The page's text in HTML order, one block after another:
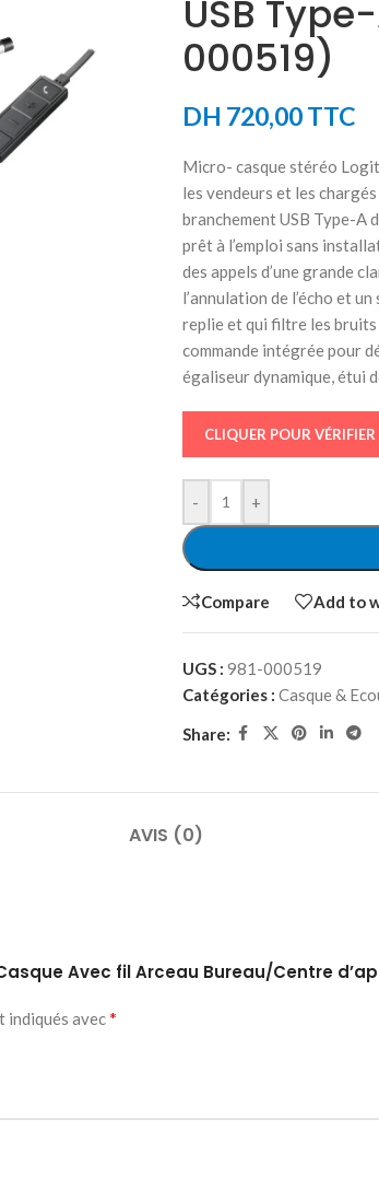
USB
000519)
DH 720,00TTC
Micro- casque stéréo
les vendeurs et les
branchement USB Type-A
prêt à l’emploi sans
des appels d’une grande
l’annulation de l’écho et
replie et qui filtre les bruits
commande intégrée pour
égaliseur dynamique, étui
CLIQUER POUR
- +
Compare Add to
UGS : 981-000519
Catégories : Casque &
Share:
AVIS (0)
Avec fil Arceau Bureau/Centre
indiqués avec*